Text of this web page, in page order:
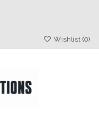
Wishlist (0)